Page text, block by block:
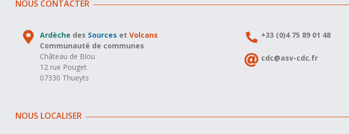
NOUS CONTACTER
Ardèche des Sources etVolcans
Communauté de communes
Château de Blou
12 rue Pouget
07330 Thueyts
+33 (0)4 75 89 01 48
cdc@asv-cdc.fr
NOUS LOCALISER